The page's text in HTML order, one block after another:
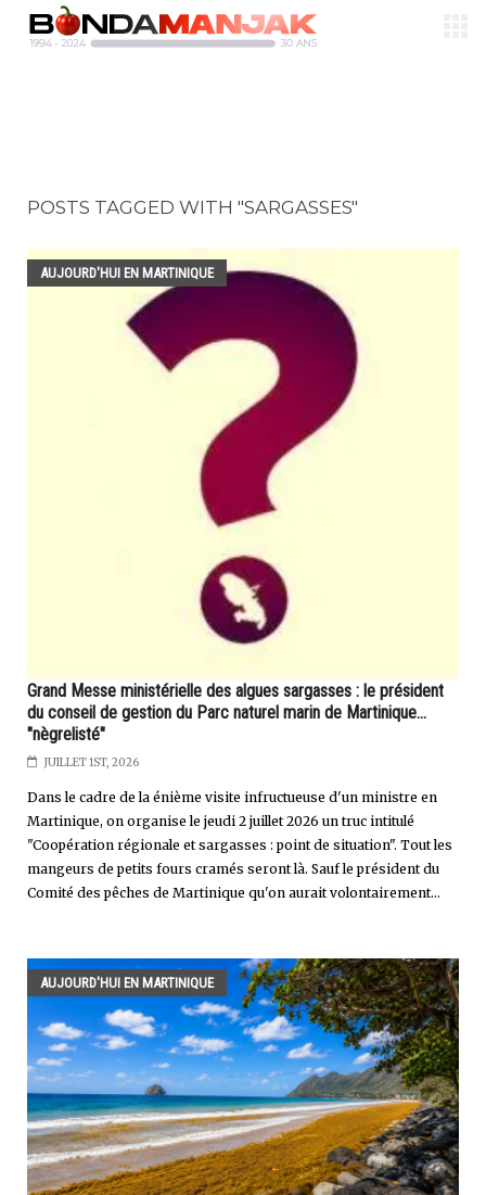
POSTS TAGGED WITH "SARGASSES"
AUJOURD'HUI EN MARTINIQUE
Grand Messe ministérielle des algues sargasses : le président
du conseil de gestion du Parc naturel marin de Martinique...
"nègrelisté"
JUILLET 1ST, 2026
Dans le cadre de la énième visite infructueuse d'un ministre en
Martinique, on organise le jeudi 2 juillet 2026 un truc intitulé
"Coopération régionale et sargasses : point de situation". Tout les
mangeurs de petits fours cramés seront là. Sauf le président du
Comité des pêches de Martinique qu'on aurait volontairement...
AUJOURD'HUI EN MARTINIQUE